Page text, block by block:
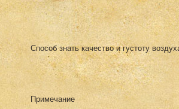
Способ знать качество и густоту
Примечание